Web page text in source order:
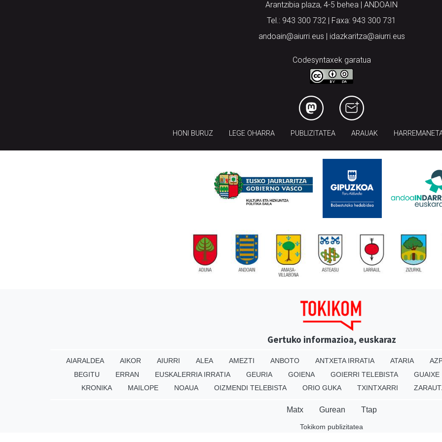
Arantzibia plaza, 4-5 behea | ANDOAIN
Tel.: 943 300 732 | Faxa: 943 300 731
andoain@aiurri.eus | idazkaritza@aiurri.eus
Codesyntaxek garatua
HONI BURUZ LEGE OHARRA PUBLIZITATEA ARAUAK
Gertuko informazioa, euskaraz
AIARALDEA AIKOR AIURRI ALEA AMEZTI ANBOTO ANTXETA IRRATIA ATARIA
BEGITU
ERRAN EUSKALERRIA IRRATIA GEURIA GOIENA GOIERRI TELEBISTA GUAIXE
KRONIKA
MAILOPE NOAUA OIZMENDI TELEBISTA ORIO GUKA TXINTXARRI
Matx Gurean Ttap
Tokikom publizitatea